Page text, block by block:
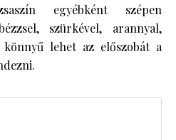
egyébként szépen
szürkével, arannyal,
lehet az előszobát a